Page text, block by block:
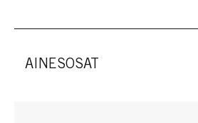
AINESOSAT